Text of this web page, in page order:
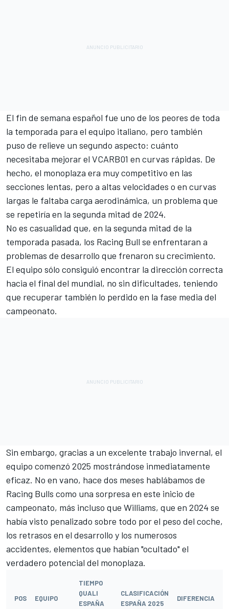
El fin de semana español fue uno de los peores de toda
la temporada para el equipo italiano, pero también
puso de relieve un segundo aspecto: cuánto
necesitaba mejorar el VCARB01 en curvas rápidas. De
hecho, el monoplaza era muy competitivo en las
secciones lentas, pero a altas velocidades o en curvas
largas le faltaba carga aerodinámica, un problema que
se repetiría en la segunda mitad de 2024.
No es casualidad que, en la segunda mitad de la
temporada pasada, los Racing Bull se enfrentaran a
problemas de desarrollo que frenaron su crecimiento.
El equipo sólo consiguió encontrar la dirección correcta
hacia el final del mundial, no sin dificultades, teniendo
que recuperar también lo perdido en la fase media del
campeonato.
Sin embargo, gracias a un excelente trabajo invernal, el
equipo comenzó 2025 mostrándose inmediatamente
eficaz. No en vano, hace dos meses hablábamos de
Racing Bulls como una sorpresa en este inicio de
campeonato, más incluso que Williams, que en 2024 se
había visto penalizado sobre todo por el peso del coche,
los retrasos en el desarrollo y los numerosos
accidentes, elementos que habían "ocultado" el
verdadero potencial del monoplaza.
POS EQUIPO
TIEMPO
QUALI
ESPAÑA
CLASIFICACIÓN
ESPAÑA 2025
DIFERENCIA